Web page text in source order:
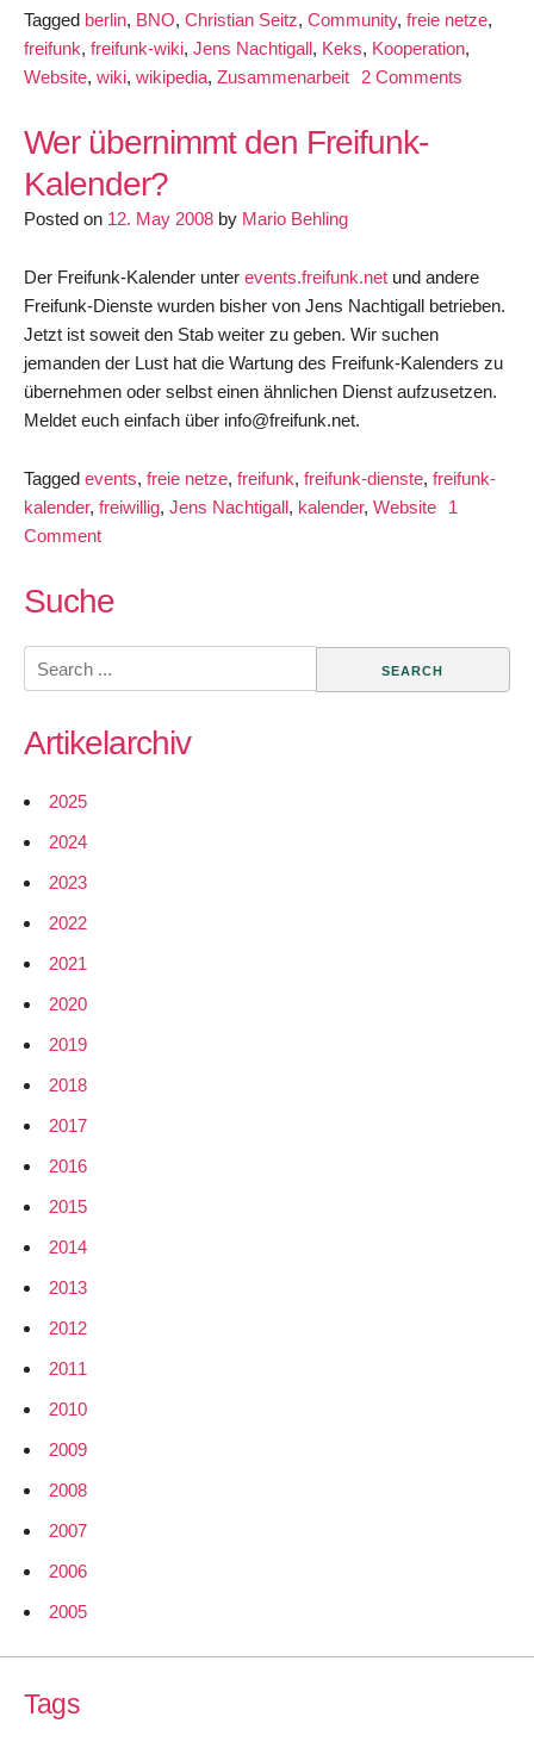
Tagged berlin, BNO, Christian Seitz, Community, freie netze,
freifunk, freifunk-wiki, Jens Nachtigall, Keks, Kooperation,
Website, wiki, wikipedia, Zusammenarbeit 2 Comments
Wer übernimmt den Freifunk-
Kalender?
Posted on 12. May 2008 by Mario Behling
Der Freifunk-Kalender unter events.freifunk.net und andere
Freifunk-Dienste wurden bisher von Jens Nachtigall betrieben.
Jetzt ist soweit den Stab weiter zu geben. Wir suchen
jemanden der Lust hat die Wartung des Freifunk-Kalenders zu
übernehmen oder selbst einen ähnlichen Dienst aufzusetzen.
Meldet euch einfach über info@freifunk.net.
Tagged events, freie netze, freifunk, freifunk-dienste, freifunk-
kalender, freiwillig, Jens Nachtigall, kalender, Website
1
Commenton
übernimmt
Freifunk-
Kalender?
Suche
Search
for:
Artikelarchiv
2025
2024
2023
2022
2021
2020
2019
2018
2017
2016
2015
2014
2013
2012
2011
2010
2009
2008
2007
2006
2005
Tags